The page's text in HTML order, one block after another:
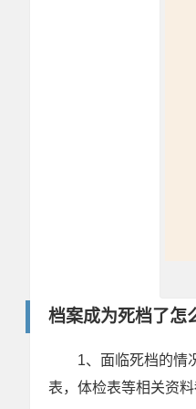
档案成为死档了怎
1、面临死档的情
表，体检表等相关资